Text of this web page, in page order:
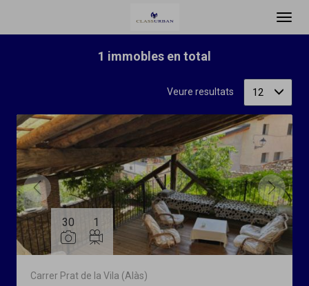
1 immobles en total
Veure resultats 12
30 1
Carrer Prat de la Vila (Alàs)